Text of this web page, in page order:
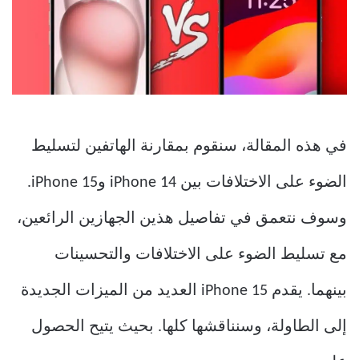
في هذه المقالة، سنقوم بمقارنة الهاتفين لتسليط
الضوء على الاختلافات بين iPhone 14 وiPhone 15.
وسوف نتعمق في تفاصيل هذين الجهازين الرائعين،
مع تسليط الضوء على الاختلافات والتحسينات
بينهما. يقدم iPhone 15 العديد من الميزات الجديدة
إلى الطاولة، وسنناقشها كلها. بحيث يتيح الحصول